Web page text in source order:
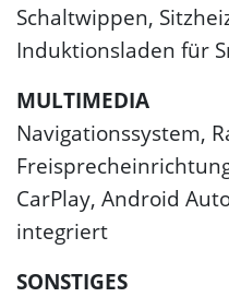
Schaltwippen,
Induktionsladen für
MULTIMEDIA
Navigationssystem,
CarPlay, Android
integriert
SONSTIGES